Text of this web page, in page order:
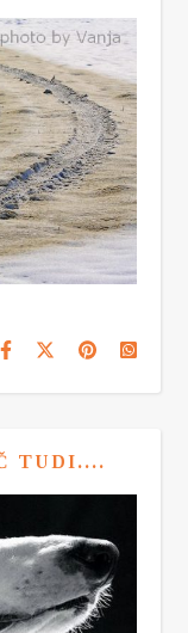
TUDI....